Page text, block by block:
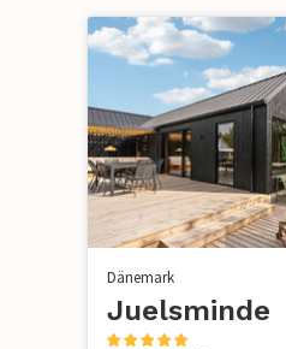
Dänemark
Juelsminde